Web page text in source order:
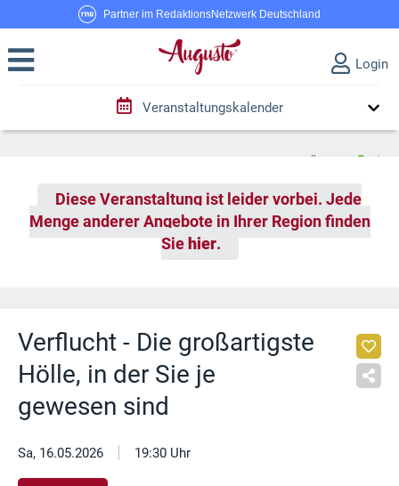
Partner im RedaktionsNetzwerk Deutschland
Login
Veranstaltungskalender
Diese Veranstaltung ist leider vorbei. Jede
Menge anderer Angebote in Ihrer Region finden
Sie hier.
Verflucht - Die großartigste
Hölle, in der Sie je
gewesen sind
Sa, 16.05.2026 | 19:30 Uhr